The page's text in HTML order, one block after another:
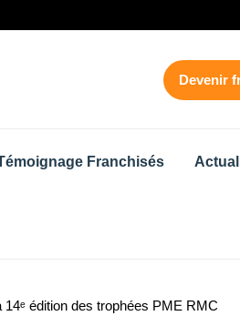
Devenir
Franchisés
édition des trophées PME RMC